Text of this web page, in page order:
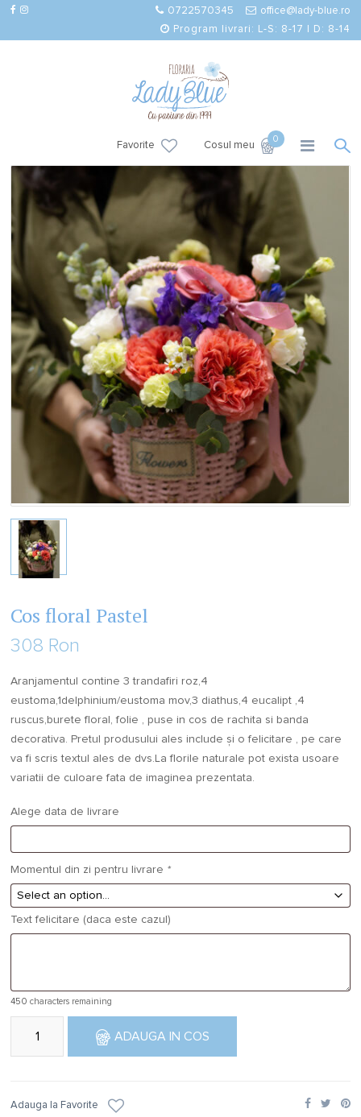
0722570345
office@lady-blue.ro
Program livrari: L-S: 8-17 | D: 8-14
Favorite Cosul meu
0
Cos floral Pastel
308 Ron
Aranjamentul contine 3 trandafiri roz,4
eustoma,1delphinium/eustoma mov,3 diathus,4 eucalipt ,4
ruscus,burete floral, folie , puse in cos de rachita si banda
decorativa. Pretul produsului ales include și o felicitare , pe care
va fi scris textul ales de dvs.La florile naturale pot exista usoare
variatii de culoare fata de imaginea prezentata.
Alege data de livrare
Momentul din zi pentru livrare *
Text felicitare (daca este cazul)
450 characters remaining
ADAUGA IN COS
Adauga la Favorite